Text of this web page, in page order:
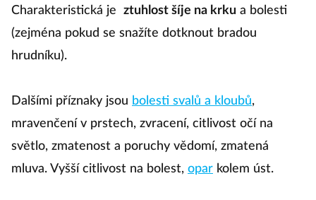
Charakteristická je
ztuhlost šíje na krku a bolesti
(zejména pokud se snažíte dotknout bradou
hrudníku).
Dalšími příznaky jsou bolesti svalů a kloubů,
mravenčení v prstech, zvracení, citlivost očí na
světlo, zmatenost a poruchy vědomí, zmatená
mluva. Vyšší citlivost na bolest, opar kolem úst.